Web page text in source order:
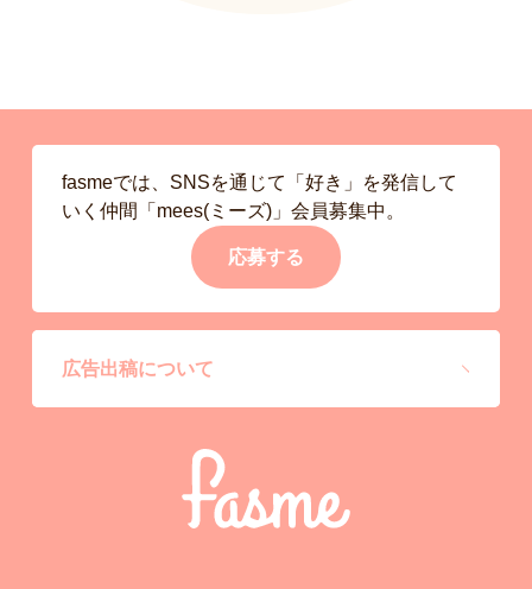
fasmeでは、SNSを通じて「好き」を発信して
いく仲間「mees(ミーズ)」会員募集中。
応募する
広告出稿について